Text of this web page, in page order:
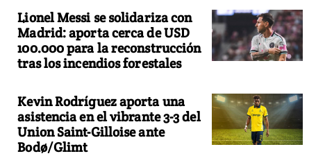
Lionel Messi se solidariza con
Madrid: aporta cerca de USD
100.000 para la reconstrucción
tras los incendios forestales
Kevin Rodríguez aporta una
asistencia en el vibrante 3-3 del
Union Saint-Gilloise ante
Bodø/Glimt